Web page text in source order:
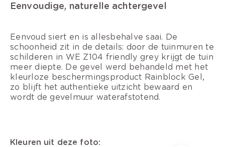
Eenvoudige, naturelle achtergevel
Eenvoud siert en is allesbehalve saai. De
schoonheid zit in de details: door de tuinmuren te
schilderen in WE Z104 friendly grey krijgt de tuin
meer diepte. De gevel werd behandeld met het
kleurloze beschermingsproduct Rainblock Gel,
zo blijft het authentieke uitzicht bewaard en
wordt de gevelmuur waterafstotend.
Kleuren uit deze foto: